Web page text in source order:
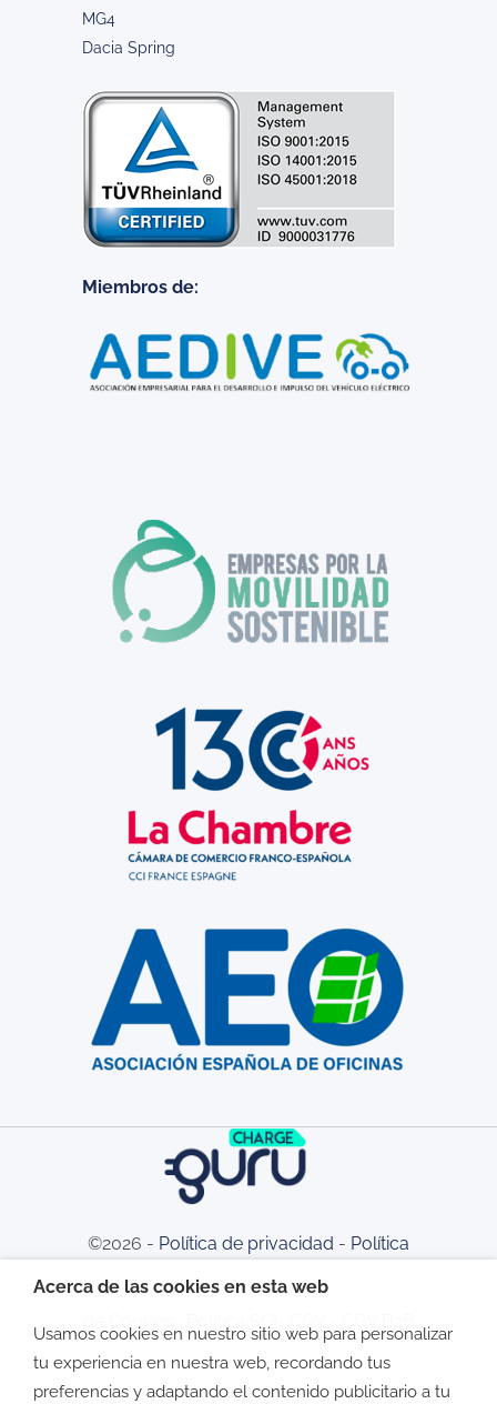
MG4
Dacia Spring
Miembros de:
©2026 - Política de privacidad - Política
de Cookies Política SGI
-TyC
Acerca de las cookies en esta web
Usamos cookies en nuestro sitio web para personalizar
tu experiencia en nuestra web, recordando tus
preferencias y adaptando el contenido publicitario a tu